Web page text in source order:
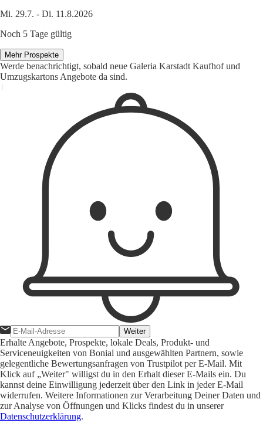
Mi. 29.7. - Di. 11.8.2026
Noch 5 Tage gültig
Mehr Prospekte
Werde benachrichtigt, sobald neue Galeria Karstadt Kaufhof und
Umzugskartons Angebote da sind.
Weiter
Erhalte Angebote, Prospekte, lokale Deals, Produkt- und
Serviceneuigkeiten von Bonial und ausgewählten Partnern, sowie
gelegentliche Bewertungsanfragen von Trustpilot per E-Mail. Mit
Klick auf „Weiter" willigst du in den Erhalt dieser E-Mails ein. Du
kannst deine Einwilligung jederzeit über den Link in jeder E-Mail
widerrufen. Weitere Informationen zur Verarbeitung Deiner Daten und
zur Analyse von Öffnungen und Klicks findest du in unserer
Datenschutzerklärung.